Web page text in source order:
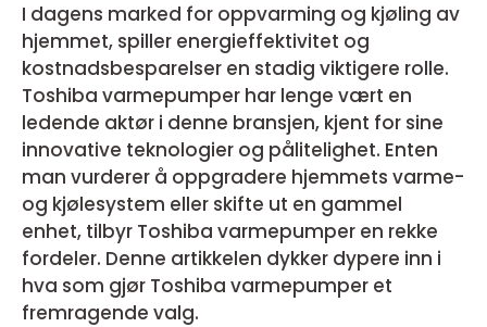
I dagens marked for oppvarming og kjøling av
hjemmet, spiller energieffektivitet og
kostnadsbesparelser en stadig viktigere rolle.
Toshiba varmepumper har lenge vært en
ledende aktør i denne bransjen, kjent for sine
innovative teknologier og pålitelighet. Enten
man vurderer å oppgradere hjemmets varme-
og kjølesystem eller skifte ut en gammel
enhet, tilbyr Toshiba varmepumper en rekke
fordeler. Denne artikkelen dykker dypere inn i
hva som gjør Toshiba varmepumper et
fremragende valg.